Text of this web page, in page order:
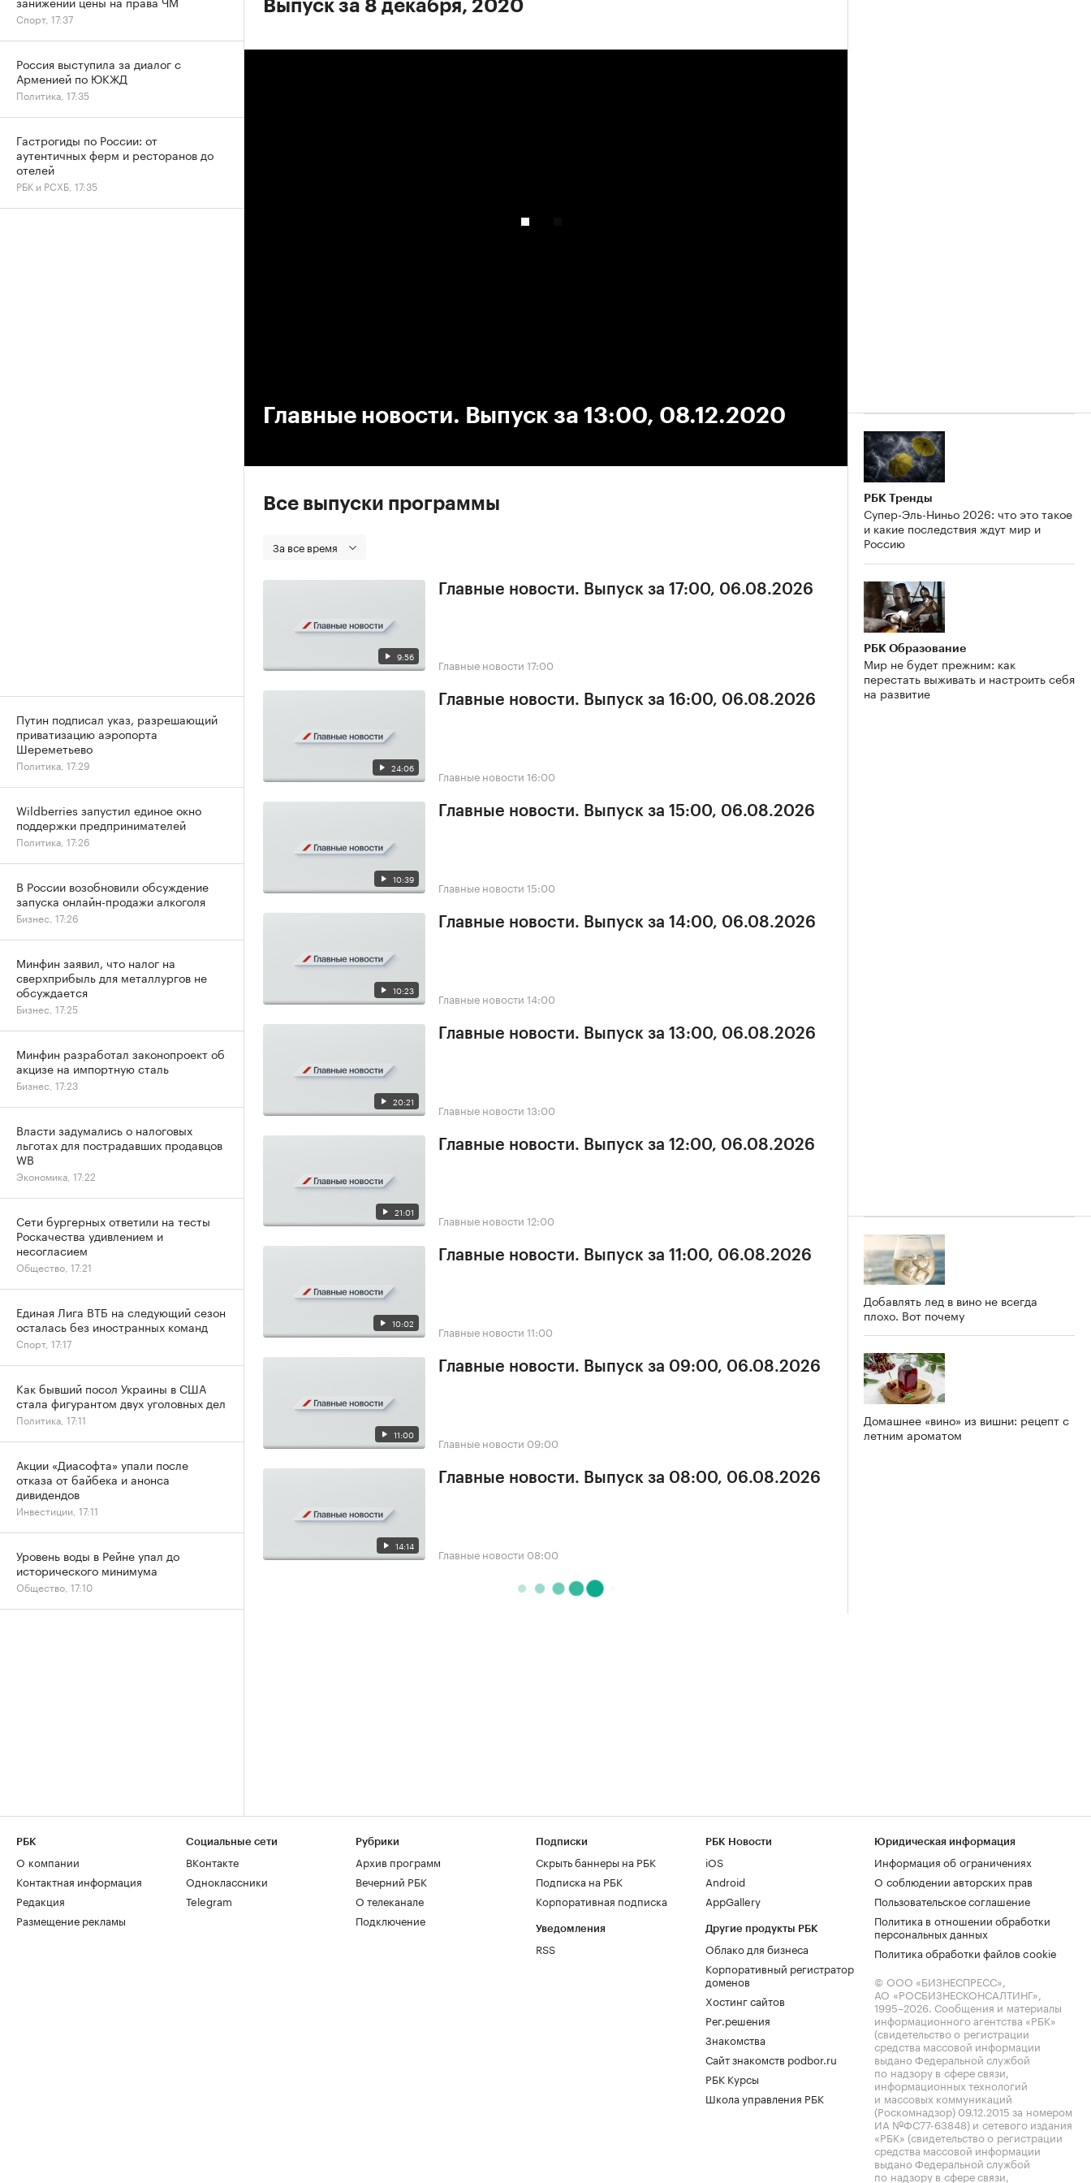
Выпуск за 8 декабря, 2020
Главные новости. Выпуск за 13:00, 08.12.2020
Все выпуски программы
За все время
9:56
Главные новости. Выпуск за 17:00, 06.08.2026
Главные новости 17:00
24:06
Главные новости. Выпуск за 16:00, 06.08.2026
Главные новости 16:00
10:39
Главные новости. Выпуск за 15:00, 06.08.2026
Главные новости 15:00
10:23
Главные новости. Выпуск за 14:00, 06.08.2026
Главные новости 14:00
20:21
Главные новости. Выпуск за 13:00, 06.08.2026
Главные новости 13:00
21:01
Главные новости. Выпуск за 12:00, 06.08.2026
Главные новости 12:00
10:02
Главные новости. Выпуск за 11:00, 06.08.2026
Главные новости 11:00
11:00
Главные новости. Выпуск за 09:00, 06.08.2026
Главные новости 09:00
14:14
Главные новости. Выпуск за 08:00, 06.08.2026
Главные новости 08:00
РБК Тренды
Супер-Эль-Ниньо 2026: что это такое
и какие последствия ждут мир и
Россию
РБК Образование
Мир не будет прежним: как
перестать выживать и настроить себя
на развитие
Добавлять лед в вино не всегда
плохо. Вот почему
Домашнее «вино» из вишни: рецепт с
летним ароматом
Спорт, 17:37
Россия выступила за диалог с
Арменией по ЮКЖД
Политика, 17:35
Гастрогиды по России: от
аутентичных ферм и ресторанов до
отелей
РБК и РСХБ, 17:35
Путин подписал указ, разрешающий
приватизацию аэропорта
Шереметьево
Политика, 17:29
Wildberries запустил единое окно
поддержки предпринимателей
Политика, 17:26
В России возобновили обсуждение
запуска онлайн-продажи алкоголя
Бизнес, 17:26
Минфин заявил, что налог на
сверхприбыль для металлургов не
обсуждается
Бизнес, 17:25
Минфин разработал законопроект об
акцизе на импортную сталь
Бизнес, 17:23
Власти задумались о налоговых
льготах для пострадавших продавцов
WB
Экономика, 17:22
Сети бургерных ответили на тесты
Роскачества удивлением и
несогласием
Общество, 17:21
Единая Лига ВТБ на следующий сезон
осталась без иностранных команд
Спорт, 17:17
Как бывший посол Украины в США
стала фигурантом двух уголовных дел
Политика, 17:11
Акции «Диасофта» упали после
отказа от байбека и анонса
дивидендов
Инвестиции, 17:11
Уровень воды в Рейне упал до
исторического минимума
Общество, 17:10
РБК
О компании
Контактная информация
Редакция
Размещение рекламы
Социальные сети
ВКонтакте
Одноклассники
Telegram
Рубрики
Архив программ
Вечерний РБК
О телеканале
Подключение
Подписки
Скрыть баннеры на РБК
Подписка на РБК
Корпоративная подписка
Уведомления
RSS
РБК Новости
iOS
Android
AppGallery
Другие продукты РБК
Облако для бизнеса
Корпоративный регистратор
доменов
Хостинг сайтов
Рег.решения
Знакомства
Сайт знакомств podbor.ru
РБК Курсы
Школа управления РБК
Юридическая информация
Информация об ограничениях
О соблюдении авторских прав
Пользовательское соглашение
Политика в отношении обработки
персональных данных
Политика обработки файлов cookie
© ООО «БИЗНЕСПРЕСС»,
АО «РОСБИЗНЕСКОНСАЛТИНГ»,
1995–2026. Сообщения и материалы
информационного агентства «РБК»
(свидетельство о регистрации
средства массовой информации
выдано Федеральной службой
по надзору в сфере связи,
информационных технологий
и массовых коммуникаций
(Роскомнадзор) 09.12.2015 за номером
ИА №ФС77-63848) и сетевого издания
«РБК» (свидетельство о регистрации
средства массовой информации
выдано Федеральной службой
по надзору в сфере связи,